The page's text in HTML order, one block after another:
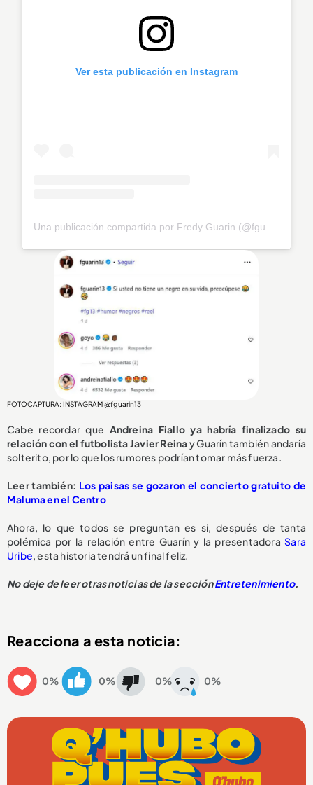
Ver esta publicación en Instagram
Una publicación compartida por Fredy Guarin (@fguarin13)
FOTOCAPTURA: INSTAGRAM @fguarin13
Cabe recordar que Andreina Fiallo ya habría finalizado su
relación con el futbolista Javier Reinay Guarín también andaría
solterito, por lo que los rumores podrían tomar más fuerza.
Leer también: Los paisas se gozaron el concierto gratuito de
Maluma en el Centro
Ahora, lo que todos se preguntan es si, después de tanta
polémica por la relación entre Guarín y la presentadoraSara
Uribe, esta historia tendrá un final feliz.
No deje de leer otras noticias de la secciónEntretenimiento.
Reacciona a esta noticia:
0% 0% 0% 0%